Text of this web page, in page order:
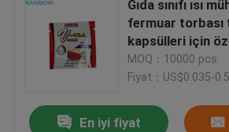
Gıda sınıfı ısı
fermuar torbası
kapsülleri için
MOQ：10000 pcs
Fiyat：US$0.035-0.5
En iyi fiyat